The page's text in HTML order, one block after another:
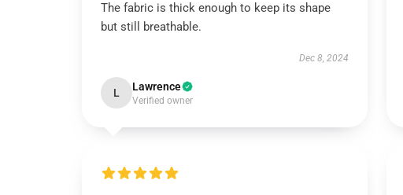
The fabric is thick enough to keep its shape
but still breathable.
Dec 8, 2024
L Lawrence
Verified owner